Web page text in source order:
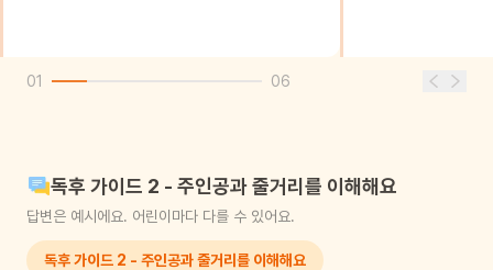
01 06
독후 가이드 2 - 주인공과 줄거리를 이해해요
답변은 예시에요. 어린이마다 다를 수 있어요.
독후 가이드 2 - 주인공과 줄거리를 이해해요